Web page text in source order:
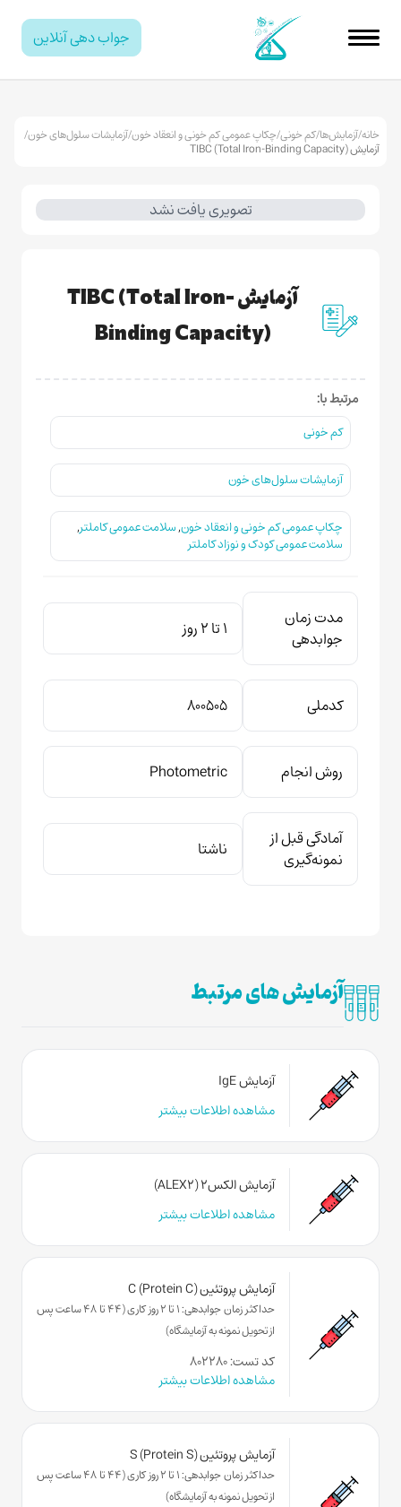
جواب دهی آنلاین
خانه/آزمایش‌ها/کم خونی/چکاپ عمومی کم خونی و انعقاد خون/آزمایشات سلول‌های خون/
آزمایش TIBC (Total Iron-Binding Capacity)
تصویری یافت نشد
آزمایش TIBC (Total Iron-
Binding Capacity)
مرتبط با:
کم خونی
آزمایشات سلول‌های خون
چکاپ عمومی کم خونی و انعقاد خون,سلامت عمومی کاملتر,
سلامت عمومی کودک و نوزاد کاملتر
مدت زمان
جوابدهی
1 تا 2 روز
کدملی 800505
روش انجام Photometric
آمادگی قبل از
نمونه‌گیری
ناشتا
آزمایش های مرتبط
آزمایش IgE
مشاهده اطلاعات بیشتر
آزمایش الکس۲ (ALEX2)
مشاهده اطلاعات بیشتر
آزمایش پروتئین C (Protein C)
حداکثر زمان جوابدهی: 1 تا 2 روز کاری (44 تا 48 ساعت پس
از تحویل نمونه به آزمایشگاه)
کد تست: ۸۰۲۲۸۰
مشاهده اطلاعات بیشتر
آزمایش پروتئین S (Protein S)
حداکثر زمان جوابدهی: 1 تا 2 روز کاری (44 تا 48 ساعت پس
از تحویل نمونه به آزمایشگاه)